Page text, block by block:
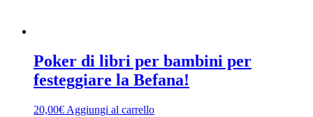
Poker di libri per bambini per
festeggiare la Befana!
20,00€ Aggiungi al carrello